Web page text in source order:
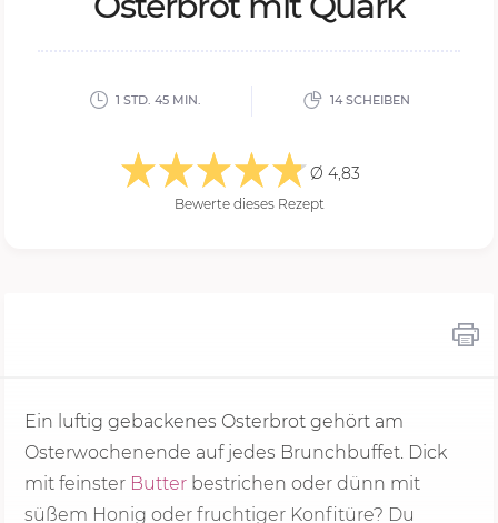
1 STD. 45 MIN. 14 SCHEIBEN
Ø 4,83
Bewerte dieses Rezept
Ein luftig gebackenes Osterbrot gehört am
Osterwochenende auf jedes Brunchbuffet. Dick
mit feinster Butter bestrichen oder dünn mit
süßem Honig oder fruchtiger Konfitüre? Du